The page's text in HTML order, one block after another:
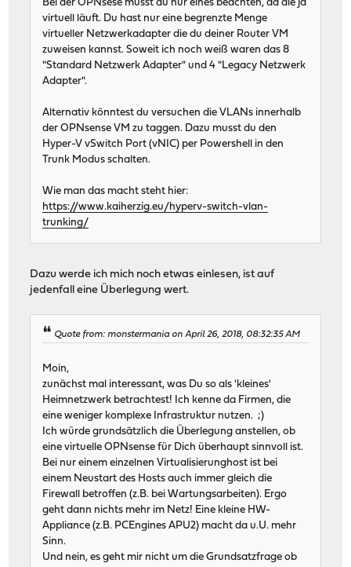
Bei der OPNsese musst du nur eines beachten, da die ja
virtuell läuft. Du hast nur eine begrenzte Menge
virtueller Netzwerkadapter die du deiner Router VM
zuweisen kannst. Soweit ich noch weiß waren das 8
"Standard Netzwerk Adapter" und 4 "Legacy Netzwerk
Adapter".
Alternativ könntest du versuchen die VLANs innerhalb
der OPNsense VM zu taggen. Dazu musst du den
Hyper-V vSwitch Port (vNIC) per Powershell in den
Trunk Modus schalten.
Wie man das macht steht hier:
https://www.kaiherzig.eu/hyperv-switch-vlan-
trunking/
Dazu werde ich mich noch etwas einlesen, ist auf
jedenfall eine Überlegung wert.
Quote from: monstermania on April 26, 2018, 08:32:35 AM
Moin,
zunächst mal interessant, was Du so als 'kleines'
Heimnetzwerk betrachtest! Ich kenne da Firmen, die
eine weniger komplexe Infrastruktur nutzen. ;)
Ich würde grundsätzlich die Überlegung anstellen, ob
eine virtuelle OPNsense für Dich überhaupt sinnvoll ist.
Bei nur einem einzelnen Virtualisierunghost ist bei
einem Neustart des Hosts auch immer gleich die
Firewall betroffen (z.B. bei Wartungsarbeiten). Ergo
geht dann nichts mehr im Netz! Eine kleine HW-
Appliance (z.B. PCEngines APU2) macht da u.U. mehr
Sinn.
Und nein, es geht mir nicht um die Grundsatzfrage ob